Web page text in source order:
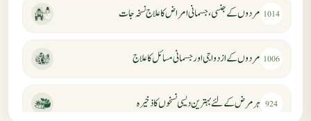
1014 مردوں کے جنسی، جسمانی امراض کا علاج نسخہ جات
1006 مردوں کے ازدواجی اور جسمانی مسائل کا علاج
924 ہر مرض کے لئے بہترین دیسی نسخوں کا ذخیرہ